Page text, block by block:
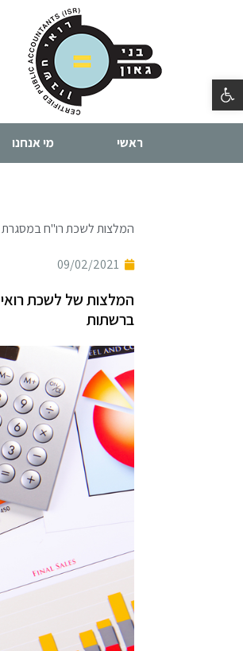
פתח סרגל נגישות
ראשי מי אנחנו
המלצות לשכת רו"ח במסגרת
09/02/2021
המלצות של לשכת רואי
ברשתות